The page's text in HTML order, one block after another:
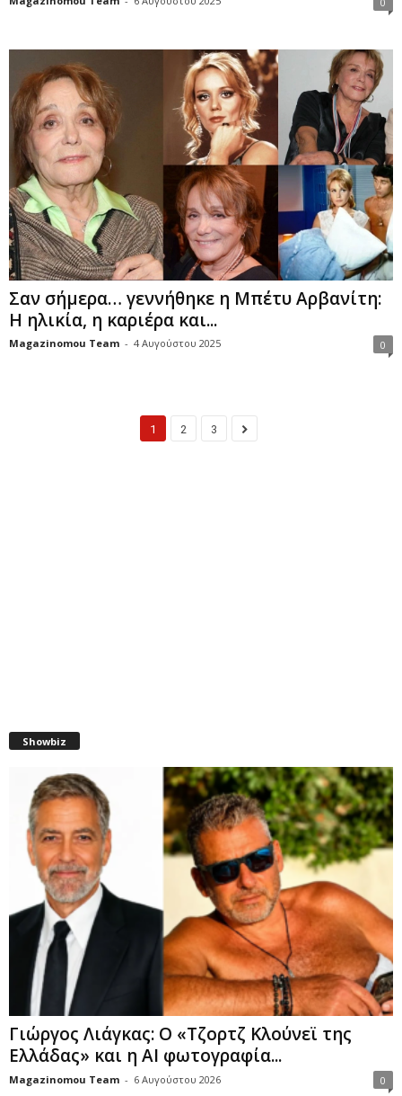
Σαν σήμερα… γεννήθηκε η Μπέτυ Αρβανίτη:
Η ηλικία, η καριέρα και...
Magazinomou Team - 4 Αυγούστου 2025 0
1 2 3
Showbiz
Γιώργος Λιάγκας: Ο «Τζορτζ Κλούνεϊ της
Ελλάδας» και η AI φωτογραφία...
Magazinomou Team - 6 Αυγούστου 2026 0